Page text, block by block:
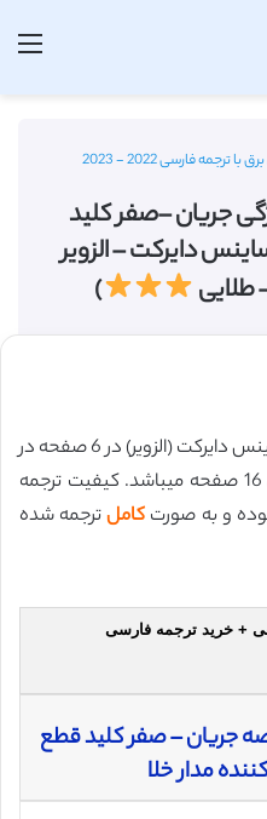
فارسی 2022 - 2023
جریان –صفر کلید
دایرکت – الزویر
)
این مقاله انگلیسی ISI در نشریه ساینس دایرکت (الزویر) در 6 صفحه در
سال 2016 منتشر شده و ترجمه آن 16 صفحه میباشد. کیفیت ترجمه
و به صورت کاملترجمه شده
+ خرید ترجمه فارسی
جریان – صفر کلید قطع
کننده مدار خلا